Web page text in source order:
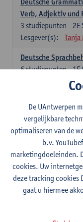
Verb, Adjektiv und
2E
3 studiepunten
Lesgever(s):
Deutsche
6studiepunten
Raum
6 studiepunten
Lesgever(s):
Engels:
Advanced English
Professionals
Lesgever(s):
Jim
De UAntwerpen
vergelijkbare
optimaliseren van de
b.v.
marketingdoeleinden.
cookies. Uw
deze tracking cookies
gaat u hiermee